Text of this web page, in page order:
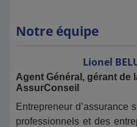
Notre équipe
Lionel
Agent Général, gérant de
AssurConseil
Entrepreneur d’assurance
professionnels et des